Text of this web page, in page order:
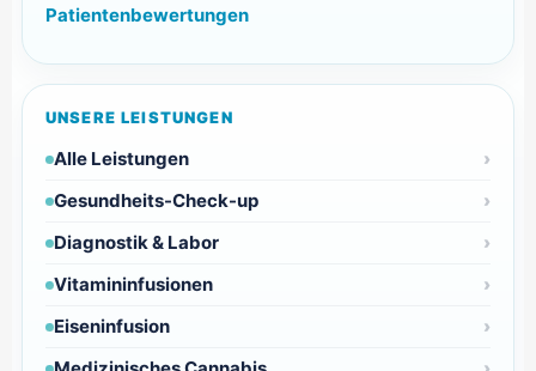
Patientenbewertungen
UNSERE LEISTUNGEN
Alle Leistungen
Gesundheits-Check-up
Diagnostik & Labor
Vitamininfusionen
Eiseninfusion